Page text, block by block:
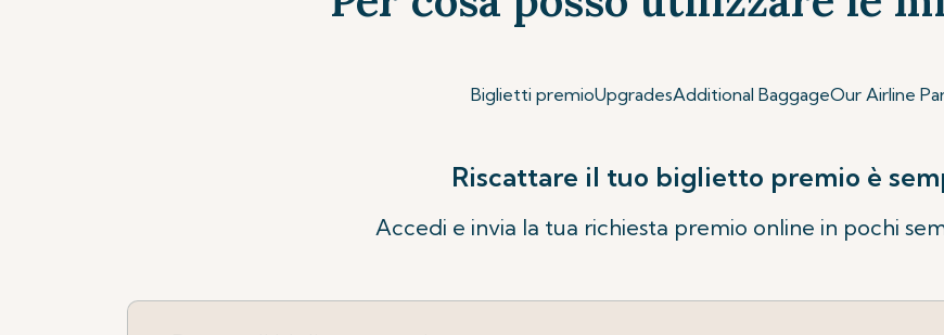
Biglietti premioUpgradesAdditional BaggageOur Airline
Riscattare il tuo biglietto premio è
Accedi e invia la tua richiesta premio online in pochi